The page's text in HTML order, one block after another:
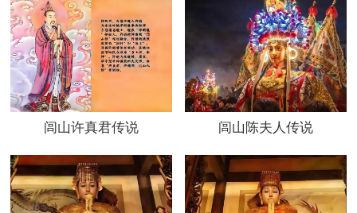
闾山许真君传说 闾山陈夫人传说